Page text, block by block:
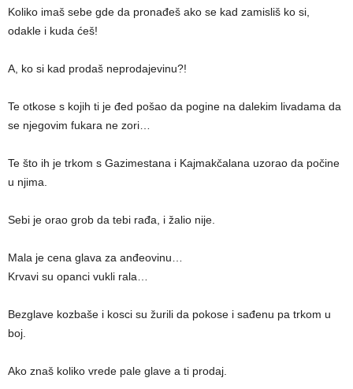
Koliko imaš sebe gde da pronađeš ako se kad zamisliš ko si,
odakle i kuda ćeš!
A, ko si kad prodaš neprodajevinu?!
Te otkose s kojih ti je đed pošao da pogine na dalekim livadama da
se njegovim fukara ne zori…
Te što ih je trkom s Gazimestana i Kajmakčalana uzorao da počine
u njima.
Sebi je orao grob da tebi rađa, i žalio nije.
Mala je cena glava za anđeovinu…
Krvavi su opanci vukli rala…
Bezglave kozbaše i kosci su žurili da pokose i sađenu pa trkom u
boj.
Ako znaš koliko vrede pale glave a ti prodaj.